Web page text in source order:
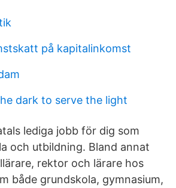
på kapitalinkomst
dark to serve the light
lediga jobb för dig som
och utbildning. Bland annat
rektor och lärare hos
både grundskola, gymnasium,